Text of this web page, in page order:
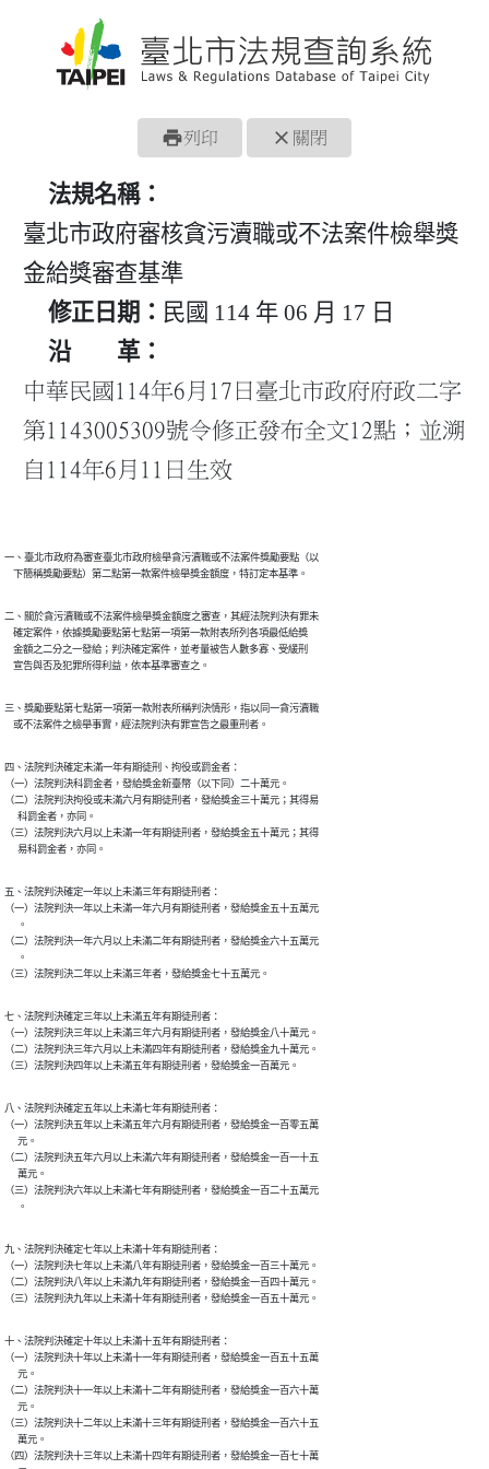
print列印 close 關閉
法規名稱：
臺北市政府審核貪污瀆職或不法案件檢舉獎
金給獎審查基準
修正日期： 民國 114 年 06 月 17 日
沿 革：
中華民國114年6月17日臺北市政府府政二字
第1143005309號令修正發布全文12點；並溯
自114年6月11日生效
一、臺北市政府為審查臺北市政府檢舉貪污瀆職或不法案件獎勵要點（以
    下簡稱獎勵要點）第二點第一款案件檢舉獎金額度，特訂定本基準。
二、關於貪污瀆職或不法案件檢舉獎金額度之審查，其經法院判決有罪未
    確定案件，依據獎勵要點第七點第一項第一款附表所列各項最低給獎
    金額之二分之一發給；判決確定案件，並考量被告人數多寡、受緩刑
    宣告與否及犯罪所得利益，依本基準審查之。
三、獎勵要點第七點第一項第一款附表所稱判決情形，指以同一貪污瀆職
    或不法案件之檢舉事實，經法院判決有罪宣告之最重刑者。
四、法院判決確定未滿一年有期徒刑、拘役或罰金者：
（一）法院判決科罰金者，發給獎金新臺幣（以下同）二十萬元。
（二）法院判決拘役或未滿六月有期徒刑者，發給獎金三十萬元；其得易
      科罰金者，亦同。
（三）法院判決六月以上未滿一年有期徒刑者，發給獎金五十萬元；其得
      易科罰金者，亦同。
五、法院判決確定一年以上未滿三年有期徒刑者：
（一）法院判決一年以上未滿一年六月有期徒刑者，發給獎金五十五萬元
      。
（二）法院判決一年六月以上未滿二年有期徒刑者，發給獎金六十五萬元
      。
（三）法院判決二年以上未滿三年者，發給獎金七十五萬元。
七、法院判決確定三年以上未滿五年有期徒刑者：
（一）法院判決三年以上未滿三年六月有期徒刑者，發給獎金八十萬元。
（二）法院判決三年六月以上未滿四年有期徒刑者，發給獎金九十萬元。
（三）法院判決四年以上未滿五年有期徒刑者，發給獎金一百萬元。
八、法院判決確定五年以上未滿七年有期徒刑者：
（一）法院判決五年以上未滿五年六月有期徒刑者，發給獎金一百零五萬
      元。
（二）法院判決五年六月以上未滿六年有期徒刑者，發給獎金一百一十五
      萬元。
（三）法院判決六年以上未滿七年有期徒刑者，發給獎金一百二十五萬元
      。
九、法院判決確定七年以上未滿十年有期徒刑者：
（一）法院判決七年以上未滿八年有期徒刑者，發給獎金一百三十萬元。
（二）法院判決八年以上未滿九年有期徒刑者，發給獎金一百四十萬元。
（三）法院判決九年以上未滿十年有期徒刑者，發給獎金一百五十萬元。
十、法院判決確定十年以上未滿十五年有期徒刑者：
（一）法院判決十年以上未滿十一年有期徒刑者，發給獎金一百五十五萬
      元。
（二）法院判決十一年以上未滿十二年有期徒刑者，發給獎金一百六十萬
      元。
（三）法院判決十二年以上未滿十三年有期徒刑者，發給獎金一百六十五
      萬元。
（四）法院判決十三年以上未滿十四年有期徒刑者，發給獎金一百七十萬